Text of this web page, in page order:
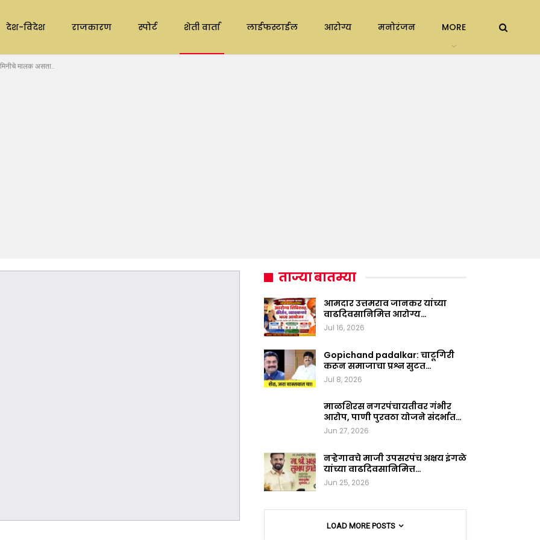
देश-विदेश राजकारण स्पोर्ट शेती वार्ता लाईफस्टाईल आरोग्य मनोरंजन MORE
मालक असता..
ताज्या बातम्या
आमदार उत्तमराव जानकर यांच्या
वाढदिवसानिमित्त आरोग्य…
Jul 16, 2026
Gopichand padalkar: चाटूगिरी
करून समाजाचा प्रश्न सुटत…
Jul 8, 2026
माळशिरस नगरपंचायतीवर गंभीर
आरोप, पाणी पुरवठा योजने संदर्भात…
Jun 27, 2026
नऱ्हेगावचे माजी उपसरपंच अक्षय इंगळे
यांच्या वाढदिवसानिमित्त…
Jun 25, 2026
LOAD MORE POSTS